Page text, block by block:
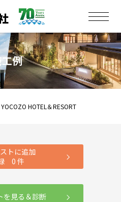
例
YOCOZO HOTEL＆RESORT
トに追加
0 件
を見る＆診断